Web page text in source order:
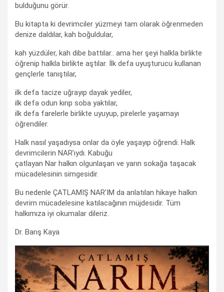
bulduğunu görür.
Bu kitapta ki devrimciler yüzmeyi tam olarak öğrenmeden
denize daldılar, kah boğuldular,
kah yüzdüler, kah dibe battılar.. ama her şeyi halkla birlikte
öğrenip halkla birlikte aştılar. İlk defa uyuşturucu kullanan
gençlerle tanıştılar,
ilk defa tacize uğrayıp dayak yediler,
ilk defa odun kırıp soba yaktılar,
ilk defa farelerle birlikte uyuyup, pirelerle yaşamayı
öğrendiler.
Halk nasıl yaşadıysa onlar da öyle yaşayıp öğrendi. Halk
devrimcilerin NAR’ıydı. Kabuğu
çatlayan Nar halkın olgunlaşan ve yarın sokağa taşacak
mücadelesinin simgesidir.
Bu nedenle ÇATLAMIŞ NAR’IM da anlatılan hikaye halkın
devrim mücadelesine katılacağının müjdesidir. Tüm
halkımıza iyi okumalar dileriz.
Dr. Barış Kaya